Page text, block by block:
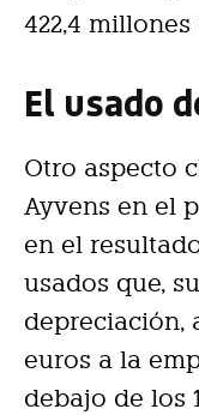
422,4 millones
El usado
Otro aspecto
Ayvens en el
en el
usados que,
depreciación,
euros a la
debajo de los